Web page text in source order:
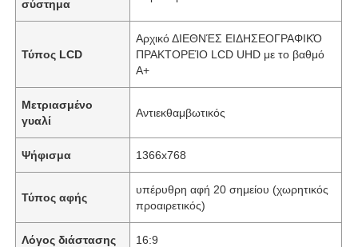
σύστημα
Τύπος LCD
Αρχικό ΔΙΕΘΝΈΣ ΕΙΔΗΣΕΟΓΡΑΦΙΚΌ
ΠΡΑΚΤΟΡΕΊΟ LCD UHD με το βαθμό
A+
Μετριασμένο
γυαλί
Αντιεκθαμβωτικός
Ψήφισμα 1366x768
Τύπος αφής
υπέρυθρη αφή 20 σημείου (χωρητικός
προαιρετικός)
Λόγος διάστασης 16:9